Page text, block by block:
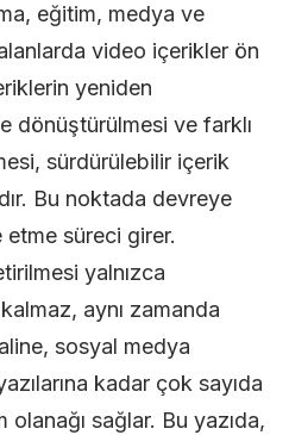
eğitim, medya ve
video içerikler ön
yeniden
dönüştürülmesi ve farklı
sürdürülebilir içerik
Bu noktada devreye
etme süreci girer.
yalnızca
aynı zamanda
sosyal medya
kadar çok sayıda
olanağı sağlar. Bu yazıda,